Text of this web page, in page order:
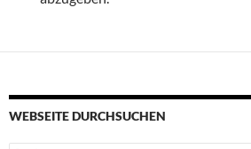
WEBSEITE DURCHSUCHEN